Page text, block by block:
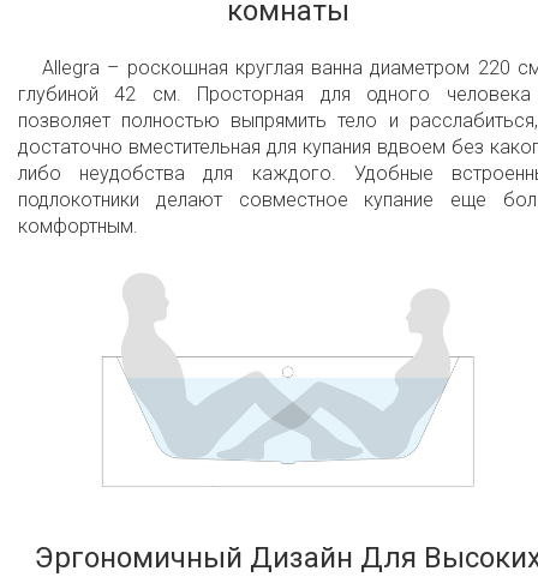
24 low-profile air jets
28 low profile LEDs
Underwater сhromotherapy with slow color
rotation or fixed color mode in one of 6
available tones
Electronic control panel.
Warm air massage
Variable speed massage with wave & pulse
modes
Aesthetically appealing and minimalistic
Easy to operate and maintain
Fully integrated with freestanding bathtub - no
комнаты
Allegra – роскошная круглая ванна диаметром 220
глубиной 42 см. Просторная для одного
позволяет полностью выпрямить тело и
достаточно вместительная для купания вдвоем без
либо неудобства для каждого. Удобные
подлокотники делают совместное купание еще
комфортным.
Эргономичный Дизайн Для